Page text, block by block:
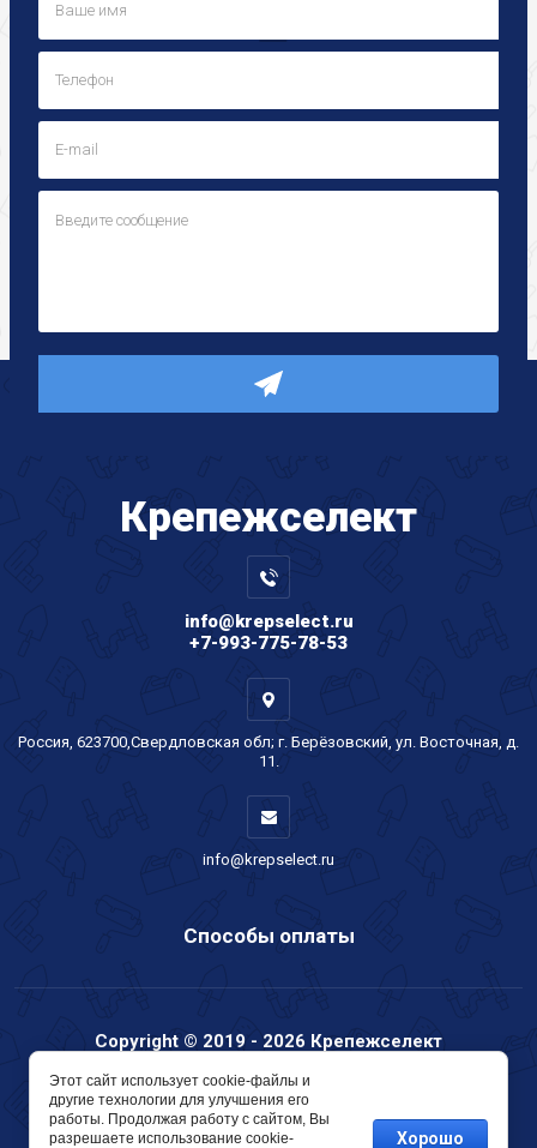
Крепежселект
info@krepselect.ru
+7-993-775-78-53
Россия, 623700,Свердловская обл; г. Берёзовский, ул. Восточная, д.
11.
info@krepselect.ru
Способы оплаты
Copyright © 2019 - 2026 Крепежселект
Мегагрупп.ру
Этот сайт использует cookie-файлы и
другие технологии для улучшения его
работы. Продолжая работу с сайтом, Вы
разрешаете использование cookie-
Хорошо